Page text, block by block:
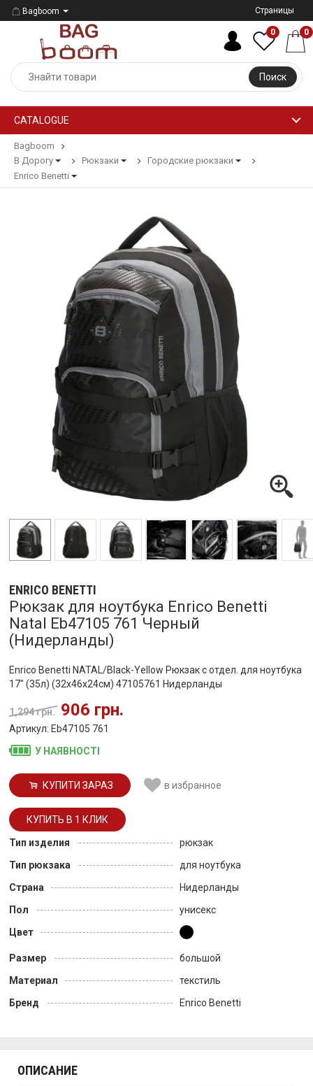
Bagboom Страницы
Поиск
0 0
CATALOGUE
Bagboom
В Дорогу
Рюкзаки
Городские рюкзаки
Enrico Benetti
ENRICO BENETTI
Рюкзак для ноутбука Enrico Benetti
Natal Eb47105 761 Черный
(Нидерланды)
Enrico Benetti NATAL/Black-Yellow Рюкзак с отдел. для ноутбука
17" (35л) (32x46x24см) 47105761 Нидерланды
1,294 грн. 906 грн.
Артикул: Eb47105 761
У НАЯВНОСТІ
КУПИТИ ЗАРАЗ в избранное
Тип изделия
рюкзак
Тип рюкзака
для ноутбука
Страна
Нидерланды
Пол
унисекс
Цвет
Размер
большой
Материал
текстиль
Бренд
Enrico Benetti
ОПИСАНИЕ